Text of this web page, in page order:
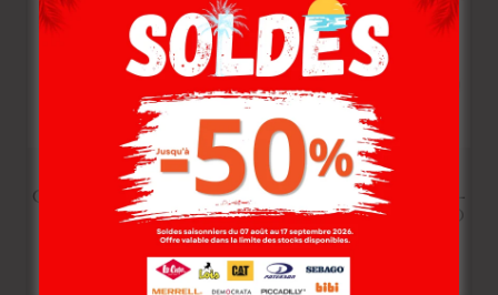
PICCADILLY
CHAUSSURES SHOES-
63 110072 3263 NUDE
189.000DT
132.300DT
PICCADILLY
CHAUSSURES SHOES-
60 110072 3260 PRETO
189.000
132.300